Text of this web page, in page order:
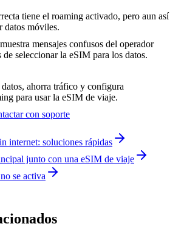
tiene el roaming activado, pero aun así
datos móviles.
mensajes confusos del operador
de seleccionar la eSIM para los datos.
ahorra tráfico y configura
para usar la eSIM de viaje.
con soporte
internet: soluciones rápidas
junto con una eSIM de viaje
se activa